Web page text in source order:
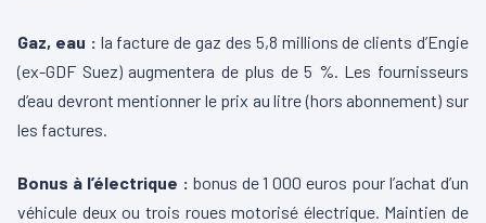
Gaz, eau : la facture de gaz des 5,8 millions de clients d’Engie
(ex-GDF Suez) augmentera de plus de 5 %. Les fournisseurs
d’eau devront mentionner le prix au litre (hors abonnement) sur
les factures.
Bonus à l’électrique : bonus de 1 000 euros pour l’achat d’un
véhicule deux ou trois roues motorisé électrique. Maintien de